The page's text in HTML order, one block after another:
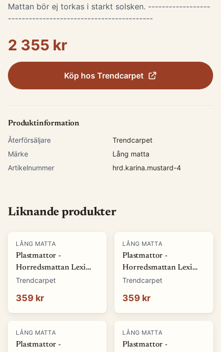
Mattan bör ej torkas i starkt solsken. ------------------
------------------------------------------
2 355 kr
Köp hos Trendcarpet
Produktinformation
Återförsäljare
Trendcarpet
Märke
Lång matta
Artikelnummer
hrd.karina.mustard-4
Liknande produkter
LÅNG MATTA
Plastmattor -
Horredsmattan Lexi
(grön) (Storlek: 70 x 50
Trendcarpet
359 kr
LÅNG MATTA
Plastmattor -
Horredsmattan Lexi
(blå) (Storlek: 70 x 50
Trendcarpet
359 kr
LÅNG MATTA
Plastmattor -
LÅNG MATTA
Plastmattor -